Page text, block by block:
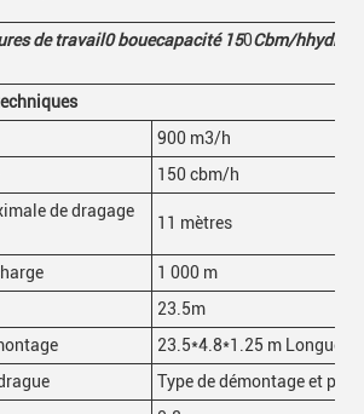
de travail0 bouecapacité 150Cbm/h
900 m3/h
150 cbm/h
de dragage
11 mètres
1 000 m
23.5m
23.5*4.8*1.25 m Longueur
Type de démontage et